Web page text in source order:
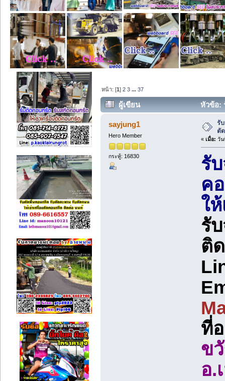
หน้า: [1]2 3 ...37
ผู้เขียน
หัวข้อ:
(อ่าน 40431 ครั้ง)
sayjung1
Hero Member
กระทู้: 16830
รั
ตั
« เมื่อ: วัน
รั
ค
ใ
รั
ติ
ที่
ข
อ.